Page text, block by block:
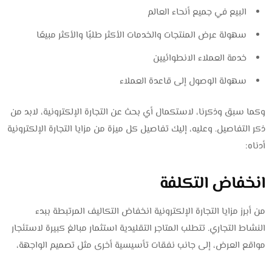
البيع في جميع أنحاء العالم
سهولة عرض المنتجات والخدمات الأكثر طلبًا والأكثر مبيعًا
خدمة العملاء الانطوائيين
سهولة الوصول إلى قاعدة العملاء
وكما سبق وذكرنا، لاستكمال أي بحث عن التجارة الإلكترونية، لابد من
ذكر التفاصيل. وعليه، إليك تفاصيل كل ميزة من مزايا التجارة الإلكترونية
أدناه:
انخفاض التكلفة
من أبرز مزايا التجارة الإلكترونية انخفاض التكاليف المرتبطة ببدء
النشاط التجاري. تتطلب المتاجر التقليدية استثمار مبالغ كبيرة لاستئجار
مواقع العرض، إلى جانب نفقات تأسيسية أخرى مثل تصميم الواجهة،